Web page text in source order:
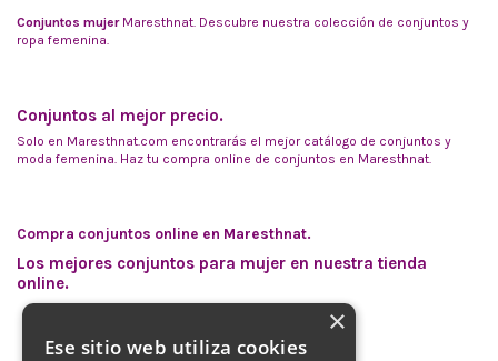
Conjuntos mujerMaresthnat. Descubre nuestra colección de conjuntos y
ropa femenina.
Conjuntos al mejor precio.
Solo en Maresthnat.com encontrarás el mejor catálogo de conjuntos y
moda femenina. Haz tu compra online de conjuntos en Maresthnat.
Compra conjuntos online en Maresthnat.
Los mejores conjuntos para mujer en nuestra tienda
online.
×
Ese sitio web utiliza cookies